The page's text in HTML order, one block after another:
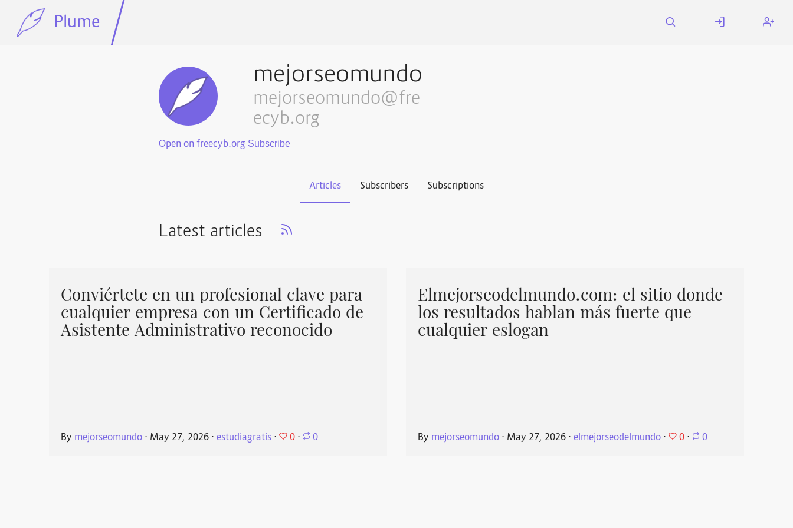
Plume
mejorseomundo
mejorseomundo@fre
ecyb.org
Open on freecyb.org
Articles Subscribers Subscriptions
Latest articles
Conviértete en un profesional clave para
cualquier empresa con un Certificado de
Asistente Administrativo reconocido
By mejorseomundo ⋅ May 27, 2026 ⋅estudiagratis ⋅ 0 ⋅ 0
Elmejorseodelmundo.com: el sitio donde
los resultados hablan más fuerte que
cualquier eslogan
By mejorseomundo ⋅ May 27, 2026 ⋅ elmejorseodelmundo ⋅ 0 ⋅ 0